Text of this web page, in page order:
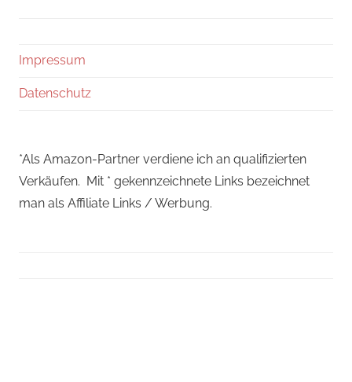
Impressum
Datenschutz
*Als Amazon-Partner verdiene ich an qualifizierten
Verkäufen. Mit * gekennzeichnete Links bezeichnet
man als Affiliate Links / Werbung.